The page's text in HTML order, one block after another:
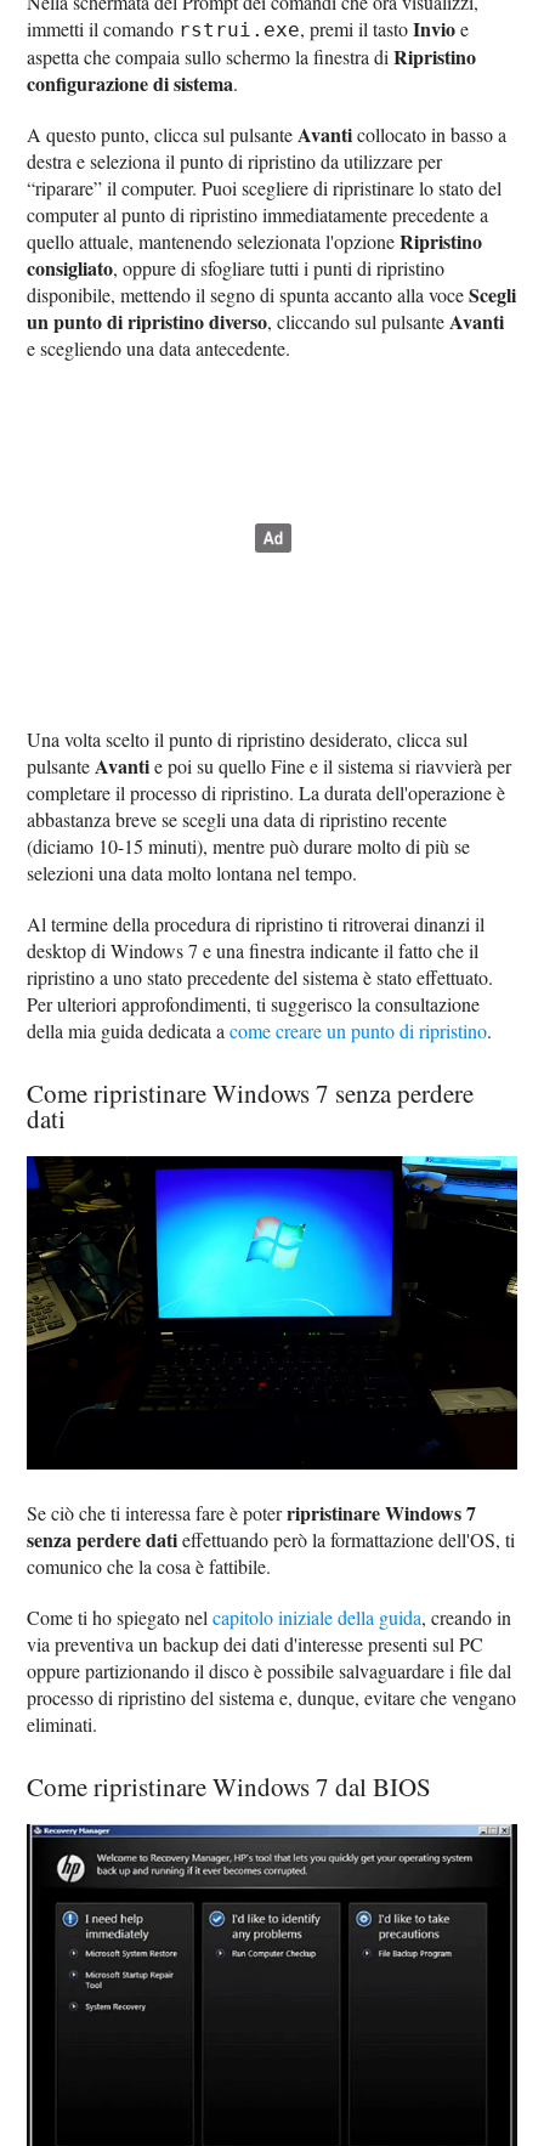
immetti il comando rstrui.exe, premi il tastoInvioe
aspetta che compaia sullo schermo la finestra diRipristino
configurazione di sistema.
A questo punto, clicca sul pulsante Avanticollocato in basso a
destra e seleziona il punto di ripristino da utilizzare per
“riparare” il computer. Puoi scegliere di ripristinare lo stato del
computer al punto di ripristino immediatamente precedente a
quello attuale, mantenendo selezionata l'opzioneRipristino
consigliato, oppure di sfogliare tutti i punti di ripristino
disponibile, mettendo il segno di spunta accanto alla voceScegli
un punto di ripristino diverso, cliccando sul pulsante Avanti
e scegliendo una data antecedente.
Una volta scelto il punto di ripristino desiderato, clicca sul
pulsante Avantie poi su quello Fine e il sistema si riavvierà per
completare il processo di ripristino. La durata dell'operazione è
abbastanza breve se scegli una data di ripristino recente
(diciamo 10-15 minuti), mentre può durare molto di più se
selezioni una data molto lontana nel tempo.
Al termine della procedura di ripristino ti ritroverai dinanzi il
desktop di Windows 7 e una finestra indicante il fatto che il
ripristino a uno stato precedente del sistema è stato effettuato.
Per ulteriori approfondimenti, ti suggerisco la consultazione
della mia guida dedicata acome creare un punto di ripristino.
Come ripristinare Windows 7 senza perdere
dati
Se ciò che ti interessa fare è poterripristinare Windows 7
senza perdere datieffettuando però la formattazione dell'OS, ti
comunico che la cosa è fattibile.
Come ti ho spiegato nelcapitolo iniziale della guida, creando in
via preventiva un backup dei dati d'interesse presenti sul PC
oppure partizionando il disco è possibile salvaguardare i file dal
processo di ripristino del sistema e, dunque, evitare che vengano
eliminati.
Come ripristinare Windows 7 dal BIOS